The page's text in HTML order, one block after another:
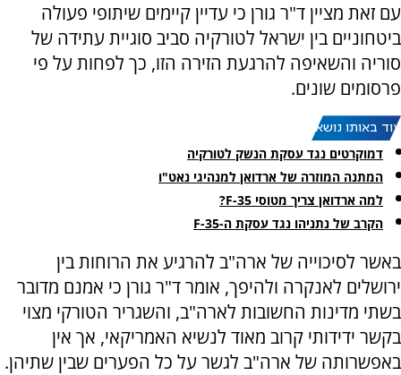
עם זאת מציין ד"ר גורן כי עדיין קיימים שיתופי פעולה
ביטחוניים בין ישראל לטורקיה סביב סוגיית עתידה של
סוריה והשאיפה להרגעת הזירה הזו, כך לפחות על פי
פרסומים שונים.
עוד באותו נושא:
דמוקרטים נגד עסקת הנשק לטורקיה
המתנה המוזרה של ארדואן למנהיגי נאט"ו
למה ארדואן צריך מטוסי F-35?
הקרב של נתניהו נגד עסקת ה-F-35
באשר לסיכוייה של ארה"ב להרגיע את הרוחות בין
ירושלים לאנקרה ולהיפך, אומר ד"ר גורן כי אמנם מדובר
בשתי מדינות החשובות לארה"ב, והשגריר הטורקי מצוי
בקשר ידידותי קרוב מאוד לנשיא האמריקאי, אך אין
באפשרותה של ארה"ב לגשר על כל הפערים שבין שתיהן.